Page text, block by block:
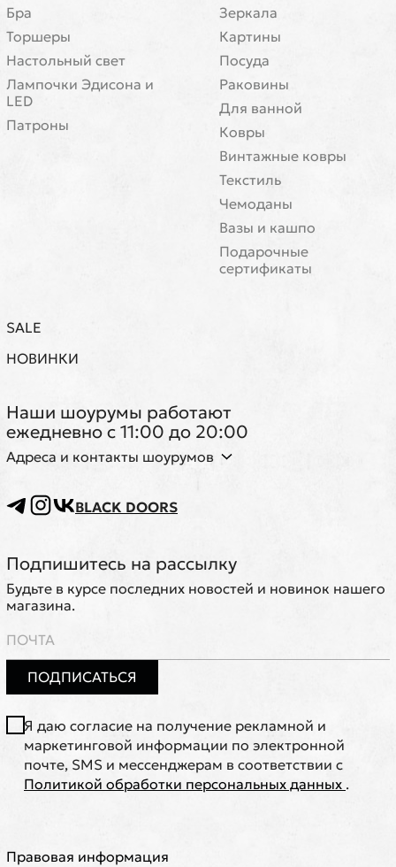
Бра
Торшеры
Настольный свет
Лампочки Эдисона и
LED
Патроны
Зеркала
Картины
Посуда
Раковины
Для ванной
Ковры
Винтажные ковры
Текстиль
Чемоданы
Вазы и кашпо
Подарочные
сертификаты
SALE
НОВИНКИ
Наши шоурумы работают
ежедневно с 11:00 до 20:00
Адреса и контакты шоурумов
BLACK DOORS
Подпишитесь на рассылку
Будьте в курсе последних новостей и новинок нашего
магазина.
ПОДПИСАТЬСЯ
Я даю согласие на получение рекламной и
маркетинговой информации по электронной
почте, SMS и мессенджерам в соответствии с
Политикой обработки персональных данных .
Правовая информация